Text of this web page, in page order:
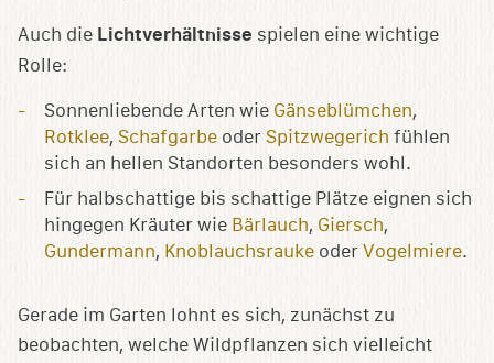
Auch die Lichtverhältnisse spielen eine wichtige
Rolle:
Sonnenliebende Arten wie Gänseblümchen,
Rotklee, Schafgarbe oder Spitzwegerich fühlen
sich an hellen Standorten besonders wohl.
Für halbschattige bis schattige Plätze eignen sich
hingegen Kräuter wie Bärlauch, Giersch,
Gundermann, Knoblauchsrauke oder Vogelmiere.
Gerade im Garten lohnt es sich, zunächst zu
beobachten, welche Wildpflanzen sich vielleicht